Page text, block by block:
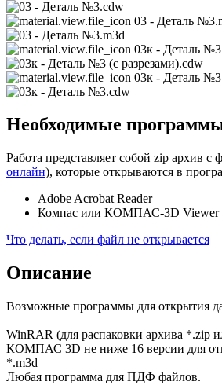
03 - Деталь
03к - Деталь №3
03к - Деталь
Необходимые
Работа представляет собой zip архив с
онлайн), которые открываются в
Adobe Acrobat Reader
Компас или КОМПАС-3D Viewer
Что делать, если файл не открывается
Описание
Возможные программы для открытия
WinRAR (для распаковки архива *.zip
КОМПАС 3D не ниже 16 версии для
*.m3d
Любая программа для ПДФ файлов.